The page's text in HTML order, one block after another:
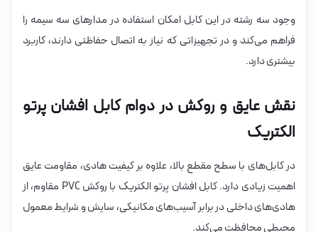
وجود سه رشته در این کابل امکان استفاده در مدارهای سه سیمه را
فراهم می‌کند و در تجهیزاتی که نیاز به اتصال حفاظتی دارند، کاربرد
بیشتری دارد.
نقش عایق و روکش در دوام کابل افشان پرتو
الکتریک
در کابل‌های با سطح مقطع بالا، علاوه بر کیفیت هادی، مقاومت عایق
اهمیت زیادی دارد. کابل افشان پرتو الکتریک با روکش PVC مقاوم، از
هادی‌های داخلی در برابر آسیب‌های مکانیکی، سایش و شرایط معمول
محیطی محافظت می‌کند.